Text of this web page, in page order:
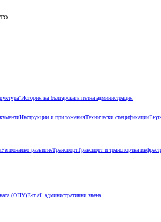
История на българската пътна администрация
Инструкции и приложенияТехнически спецификации
Регионално развитиеТранспортТранспорт и транспортна
(ОПУ)E-mail административни звена